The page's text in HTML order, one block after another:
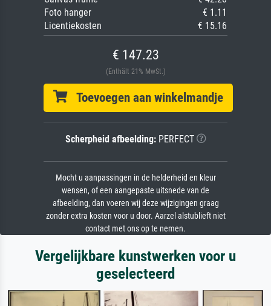
Foto hanger
€ 1.11
Licentiekosten
€ 15.16
€ 147.23
(Enthält 21% MwSt.)
Toevoegen aan winkelmandje
Scherpheid afbeelding:PERFECT
Mocht u aanpassingen in de helderheid en kleur
wensen, of een aangepaste uitsnede van de
afbeelding, dan voeren wij deze wijzigingen graag
zonder extra kosten voor u door. Aarzel alstublieft niet
contact met ons op te nemen.
Vergelijkbare kunstwerken voor u
geselecteerd